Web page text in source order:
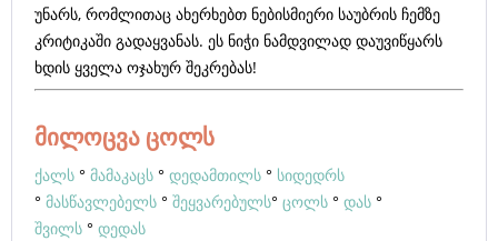
უნარს, რომლითაც ახერხებთ ნებისმიერი საუბრის ჩემზე
კრიტიკაში გადაყვანას. ეს ნიჭი ნამდვილად დაუვიწყარს
ხდის ყველა ოჯახურ შეკრებას!
მილოცვა ცოლს
ქალს ° მამაკაცს ° დედამთილს ° სიდედრს
° მასწავლებელს ° შეყვარებულს° ცოლს ° დას °
შვილს ° დედას